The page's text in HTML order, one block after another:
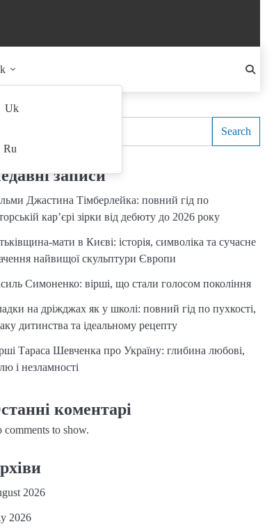
Uk
Ru
Search
записи
Джастина Тімберлейка: повний гід по
кар’єрі зірки від дебюту до 2026 року
мати в Києві: історія, символіка та сучасне
найвищої скульптури Європи
Симоненко: вірші, що стали голосом покоління
на дріжджах як у школі: повний гід по пухкості,
дитинства та ідеальному рецепту
Тараса Шевченка про Україну: глибина любові,
і незламності
коментарі
comments to show.
2026
2026